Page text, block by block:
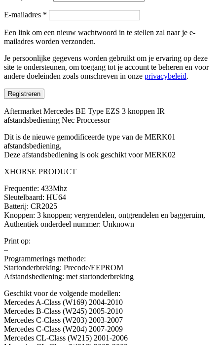
E-mailadres *
Een link om een nieuw wachtwoord in te stellen zal naar je e-
mailadres worden verzonden.
Je persoonlijke gegevens worden gebruikt om je ervaring op deze
site te ondersteunen, om toegang tot je account te beheren en voor
andere doeleinden zoals omschreven in onze privacybeleid.
Registreren
Aftermarket Mercedes BE Type EZS 3 knoppen IR
afstandsbediening Nec Proccessor
Dit is de nieuwe gemodificeerde type van de MERK01
afstandsbediening,
Deze afstandsbediening is ook geschikt voor MERK02
XHORSE PRODUCT
Frequentie: 433Mhz
Sleutelbaard: HU64
Batterij: CR2025
Knoppen: 3 knoppen; vergrendelen, ontgrendelen en baggeruim,
Authentiek onderdeel nummer: Unknown
Print op:
–
Programmerings methode:
Startonderbreking: Precode/EEPROM
Afstandsbediening: met startonderbreking
Geschikt voor de volgende modellen:
Mercedes A-Class (W169) 2004-2010
Mercedes B-Class (W245) 2005-2010
Mercedes C-Class (W203) 2003-2007
Mercedes C-Class (W204) 2007-2009
Mercedes CL-Class (W215) 2001-2006